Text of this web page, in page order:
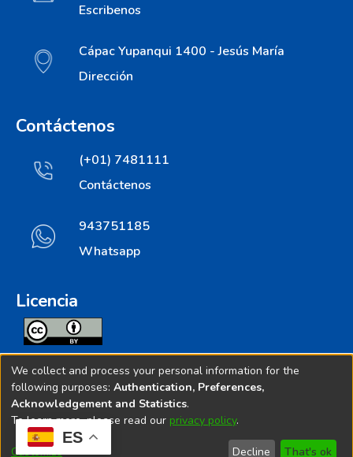
ES
Escribenos
Cápac Yupanqui 1400 - Jesús María
Dirección
Contáctenos
(+01) 7481111
Contáctenos
943751185
Whatsapp
Licencia
Todos los contenidos de repositorio.ins.gob.pe estan
licenciados bajo
Creative Commoms License
© 2025. Instituto Nacional de Salud - Implementado por
We collect and process your personal information for the
following purposes: Authentication, Preferences,
Acknowledgement and Statistics.
To learn more, please read our privacy policy.
Customize Decline That's ok